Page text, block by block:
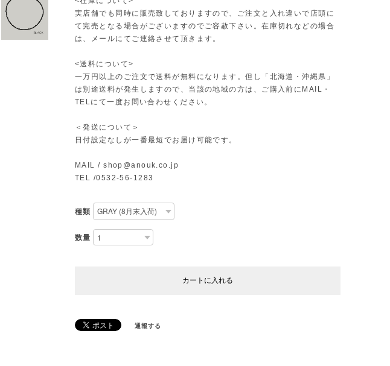
実店舗でも同時に販売致しておりますので、ご注文と入れ違いで店頭に
て完売となる場合がございますのでご容赦下さい。在庫切れなどの場合
は、メールにてご連絡させて頂きます。
<送料について>
一万円以上のご注文で送料が無料になります。但し「北海道・沖縄県」
は別途送料が発生しますので、当該の地域の方は、ご購入前にMAIL・
TELにて一度お問い合わせください。
＜発送について＞
日付設定なしが一番最短でお届け可能です。
MAIL /shop@anouk.co.jp
TEL /0532-56-1283
種類
数量
カートに入れる
通報する